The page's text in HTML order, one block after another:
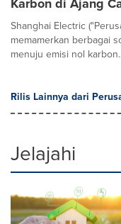
Shanghai Electric
memamerkan berbagai
menuju emisi nol
Rilis Lainnya dari
Jelajahi